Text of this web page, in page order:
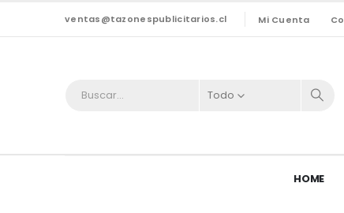
ventas@tazonespublicitarios.cl Mi Cuenta
Todo
HOME